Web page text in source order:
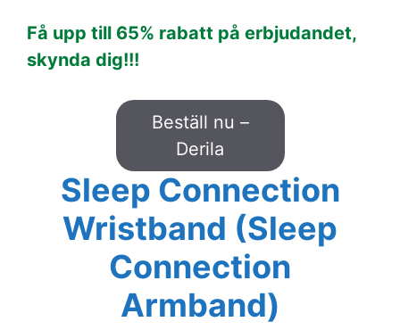
Få upp till 65% rabatt på erbjudandet,
skynda dig!!!
Beställ nu –
Derila
Sleep Connection
Wristband (Sleep
Connection
Armband)